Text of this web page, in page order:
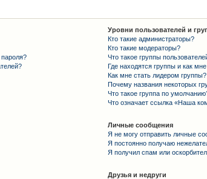
Уровни пользователей и
Кто такие администраторы?
Кто такие модераторы?
Что такое группы
Где находятся группы и как
Как мне стать лидером группы?
Почему названия некоторых
Что такое группа по
Что означает ссылка «Наша
Личные сообщения
Я не могу отправить личные
Я постоянно получаю
Я получил спам или
Друзья и недруги